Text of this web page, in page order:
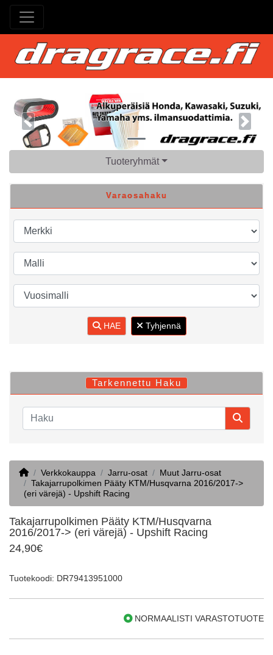
Previous Next
Tuoteryhmät
Varaosahaku
HAE Tyhjennä
Tarkennettu Haku
HomeVerkkokauppa Jarru-osat
Muut Jarru-osat
Takajarrupolkimen Pääty KTM/Husqvarna 2016/2017->
(eri värejä) - Upshift Racing
Takajarrupolkimen Pääty KTM/Husqvarna
2016/2017-> (eri värejä) - Upshift Racing
24,90€
Tuotekoodi: DR79413951000
NORMAALISTI VARASTOTUOTE